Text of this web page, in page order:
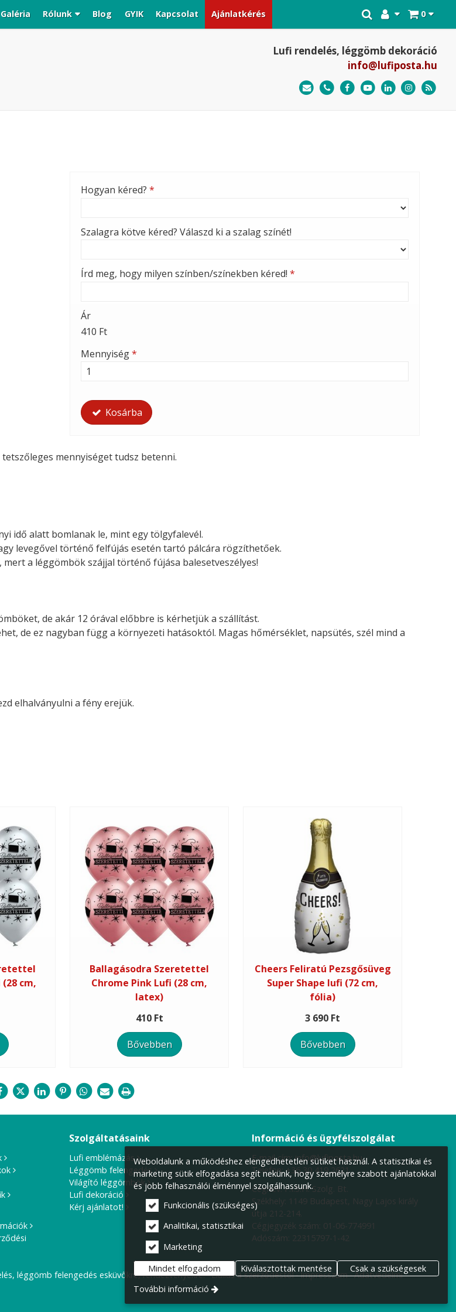
0
Galéria Rólunk Blog GYIK Kapcsolat Ajánlatkérés
Lufi rendelés, léggömb dekoráció
info@lufiposta.hu
Hogyan kéred? *
Szalagra kötve kéred? Válaszd ki a szalag színét!
Írd meg, hogy milyen színben/színekben kéred! *
Ár
410 Ft
Mennyiség*
Kosárba
mennyiséget tudsz betenni.
idő alatt bomlanak le, mint egy tölgyfalevél.
levegővel történő felfújás esetén tartó pálcára rögzíthetőek.
a léggömbök szájjal történő fújása balesetveszélyes!
de akár 12 órával előbbre is kérhetjük a szállítást.
de ez nagyban függ a környezeti hatásoktól. Magas hőmérséklet, napsütés, szél mind a
elhalványulni a fény erejük.
cm,
Ballagásodra Szeretettel
Chrome Pink Lufi (28 cm,
latex)
410 Ft
Bővebben
Cheers Feliratú Pezsgősüveg
Super Shape lufi (72 cm,
fólia)
3 690 Ft
Bővebben
Szolgáltatásaink
Lufi emblémázás
Léggömb felengedés
Világító léggömbök
Lufi dekoráció
Kérj ajánlatot!
Információ és ügyfélszolgálat
E-mail cím:info@lufiposta.hu
Telefon:+36 30 419 2621
Cégnév: F.I.S.H. Szolg. Bt.
Székhely: 1149 Budapest, Nagy Lajos király
útja 212-214.
Cégjegyzék szám: 01-06-774991
Adószám: 22315797-1-42
léggömb felengedés esküvőkre, rendezvényekre. Elállás a szerződéstől Impresszum Adatvédelmi
Weboldalunk a működéshez elengedhetetlen sütiket használ. A statisztikai és
marketing sütik elfogadása segít nekünk, hogy személyre szabott ajánlatokkal
és jobb felhasználói élménnyel szolgálhassunk.
Funkcionális (szükséges)
Analitikai, statisztikai
Marketing
Mindet elfogadom
Kiválasztottak mentése
Csak a szükségesek
További információ